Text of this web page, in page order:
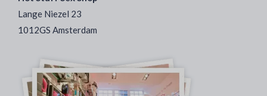
Lange Niezel 23
1012GS Amsterdam